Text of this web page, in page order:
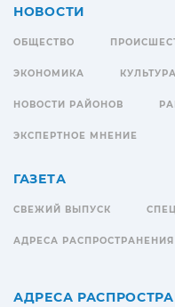
НОВОСТИ
ОБЩЕСТВО
ЭКОНОМИКА КУЛЬТУРА
НОВОСТИ РАЙОНОВ
ЭКСПЕРТНОЕ МНЕНИЕ
ГАЗЕТА
СВЕЖИЙ ВЫПУСК
АДРЕСА РАСПРОСТРАНЕНИЯ
АДРЕСА